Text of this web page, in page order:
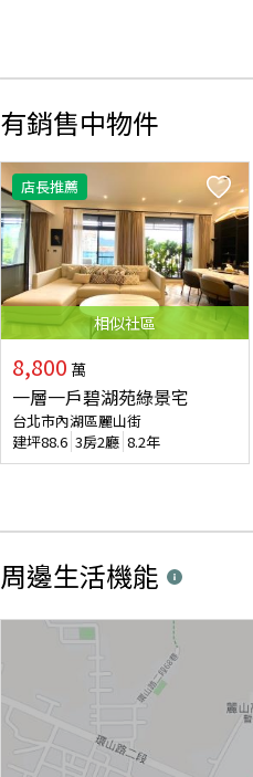
有銷售中物件
店長推薦
相似社區
8,800 萬
一層一戶碧湖苑綠景宅
台北市內湖區麗山街
建坪88.6 3房2廳 8.2年
周邊生活機能